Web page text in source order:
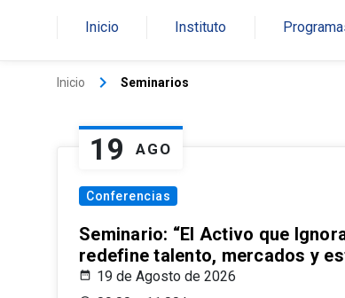
Inicio Instituto
Inicio keyboard_arrow_right Seminarios
19 AGO
Conferencias
Seminario: “El Activo que
redefine talento, mercados y
19 de Agosto de 2026